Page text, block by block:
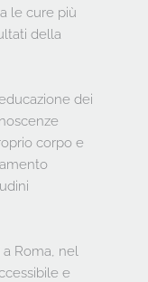
le cure più
della
dei
corpo e
Roma, nel
e